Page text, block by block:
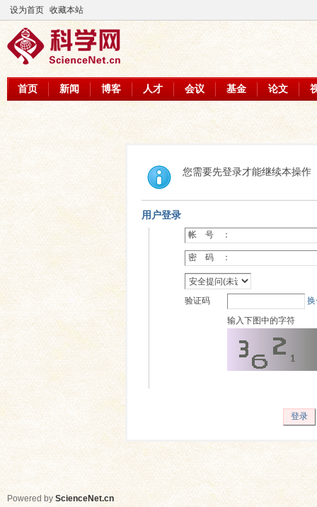
设为首页 收藏本站
首页 新闻 博客 人才 会议 基金 论文
您需要先登录才能继续本操作
用户登录
帐 号 ：
密 码 ：
验证码
输入下图中的字符
登录
Powered by ScienceNet.cn